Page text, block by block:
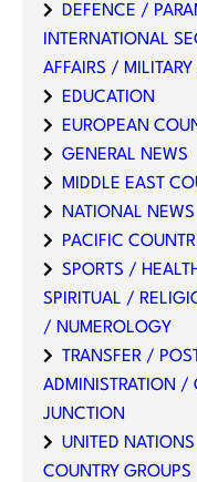
DEFENCE /
INTERNATIONAL
AFFAIRS / MILITARY
EDUCATION
EUROPEAN
GENERAL NEWS
MIDDLE EAST
NATIONAL NEWS
PACIFIC
SPORTS /
SPIRITUAL /
/ NUMEROLOGY
TRANSFER /
ADMINISTRATION
JUNCTION
UNITED
COUNTRY GROUPS